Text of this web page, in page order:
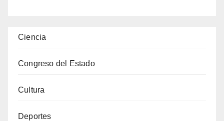
Ciencia
Congreso del Estado
Cultura
Deportes